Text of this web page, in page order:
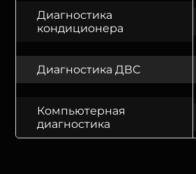
Диагностика
кондиционера
Диагностика ДВС
Компьютерная
диагностика